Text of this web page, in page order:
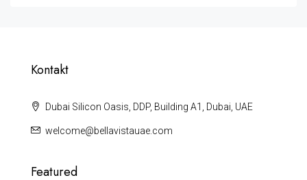
Kontakt
Dubai Silicon Oasis, DDP, Building A1, Dubai, UAE
welcome@bellavistauae.com
Featured